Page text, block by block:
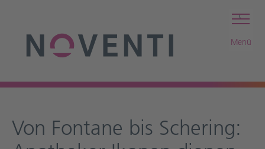
c
Menü
Von Fontane bis Schering: